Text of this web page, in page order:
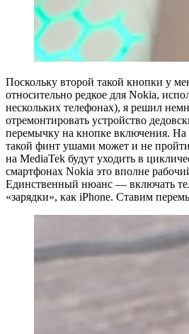
Поскольку второй такой кнопки у
относительно редкое для Nokia,
нескольких телефонах), я решил
отремонтировать устройство
перемычку на кнопке включения.
такой финт ушами может и не
на MediaTek будут уходить в
смартфонах Nokia это вполне
Единственный нюанс — включать
«зарядки», как iPhone‬. Ставим